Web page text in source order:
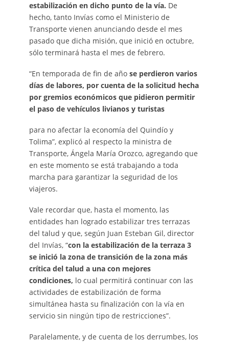
estabilización en dicho punto de la vía. De
hecho, tanto Invías como el Ministerio de
Transporte vienen anunciando desde el mes
pasado que dicha misión, que inició en octubre,
sólo terminará hasta el mes de febrero.
“En temporada de fin de año se perdieron varios
días de labores, por cuenta de la solicitud hecha
por gremios económicos que pidieron permitir
el paso de vehículos livianos y turistas
para no afectar la economía del Quindío y
Tolima”, explicó al respecto la ministra de
Transporte, Ángela María Orozco, agregando que
en este momento se está trabajando a toda
marcha para garantizar la seguridad de los
viajeros.
Vale recordar que, hasta el momento, las
entidades han logrado estabilizar tres terrazas
del talud y que, según Juan Esteban Gil, director
del Invías, “con la estabilización de la terraza 3
se inició la zona de transición de la zona más
crítica del talud a una con mejores
condiciones, lo cual permitirá continuar con las
actividades de estabilización de forma
simultánea hasta su finalización con la vía en
servicio sin ningún tipo de restricciones”.
Paralelamente, y de cuenta de los derrumbes, los